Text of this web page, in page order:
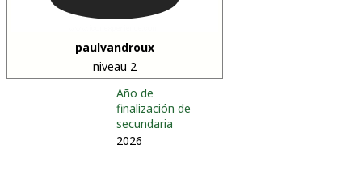
paulvandroux
niveau 2
Año de
finalización de
secundaria
2026